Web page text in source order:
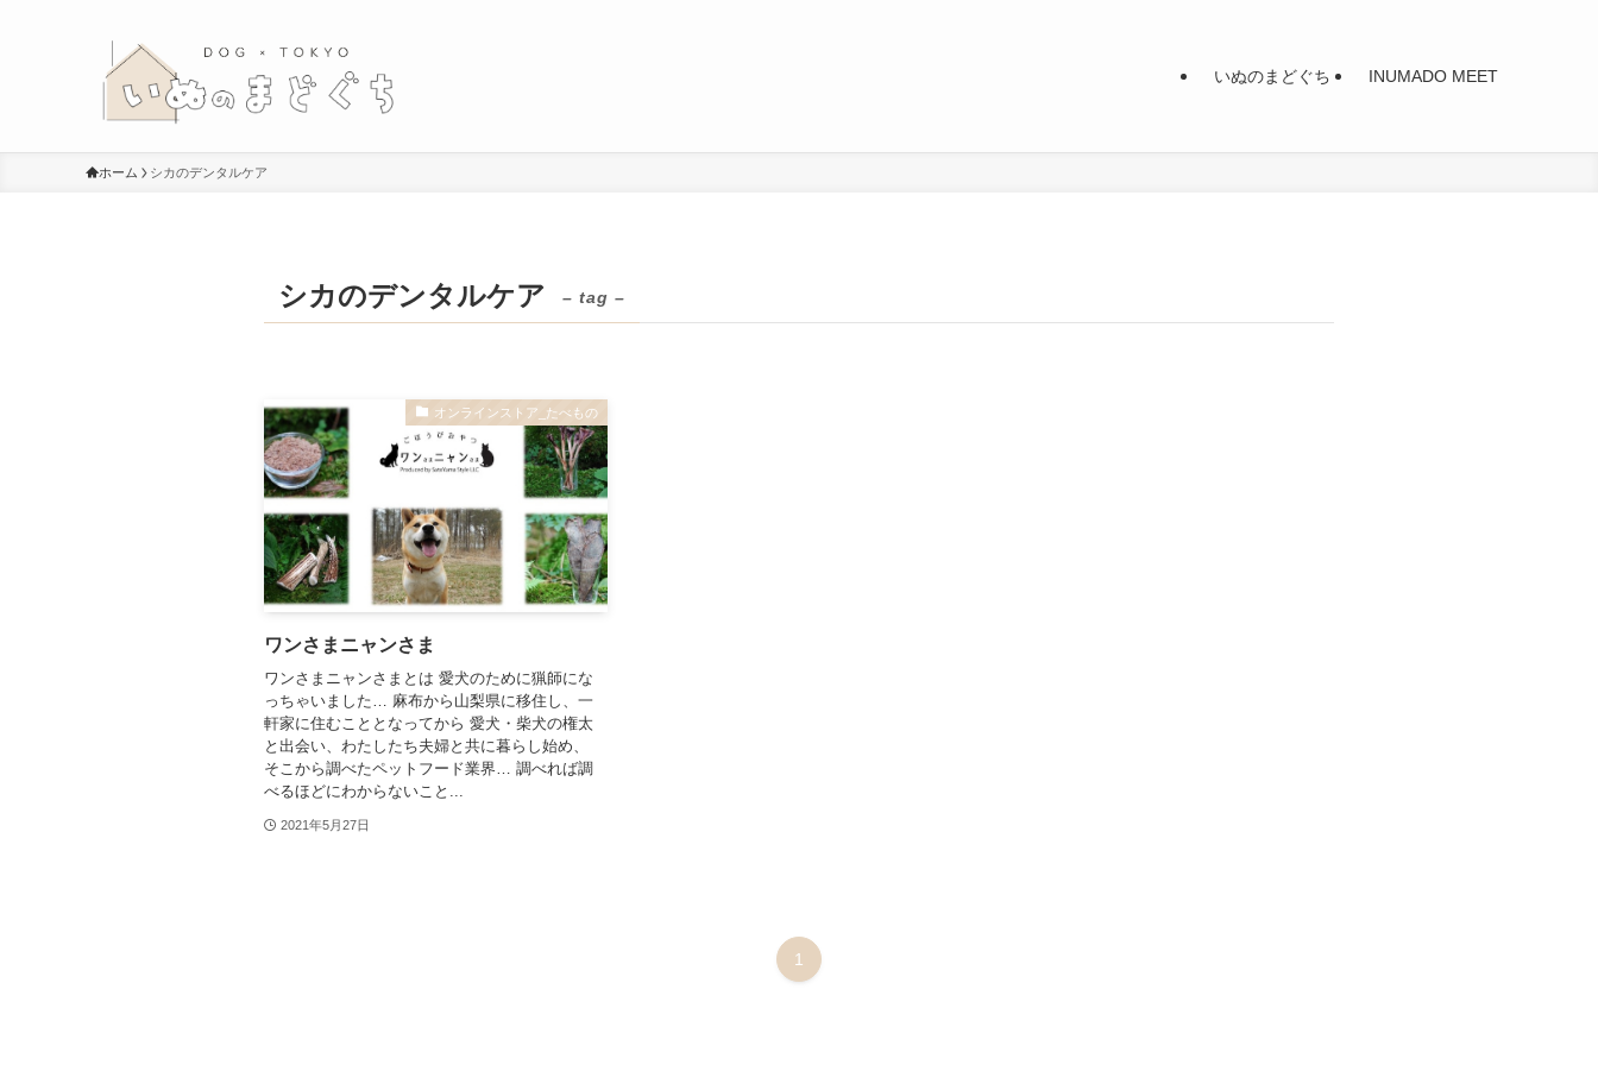
いぬのまどぐち INUMADO MEET
ホーム シカのデンタルケア
シカのデンタルケア – tag –
オンラインストア_たべもの
ワンさまニャンさま
ワンさまニャンさまとは 愛犬のために猟師にな
っちゃいました… 麻布から山梨県に移住し、一
軒家に住むこととなってから 愛犬・柴犬の権太
と出会い、わたしたち夫婦と共に暮らし始め、
そこから調べたペットフード業界… 調べれば調
べるほどにわからないこと...
2021年5月27日
1